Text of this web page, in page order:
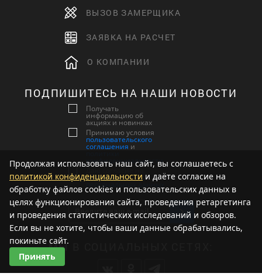
ВЫЗОВ ЗАМЕРЩИКА
ЗАЯВКА НА РАСЧЕТ
О КОМПАНИИ
ПОДПИШИТЕСЬ НА НАШИ НОВОСТИ
Получать
информацию об
акциях и новинках
Принимаю условия
пользовательского
соглашения и
конфиденциальности
обработку
персональных данных
МЫ В СОЦИАЛЬНЫХ СЕТЯХ:
Продолжая использовать наш сайт, вы соглашаетесь с
политикой конфиденциальности и даёте согласие на
обработку файлов cookies и пользовательских данных в
целях функционирования сайта, проведения ретаргетинга
и проведения статистических исследований и обзоров.
Если вы не хотите, чтобы ваши данные обрабатывались,
покиньте сайт.
Принять